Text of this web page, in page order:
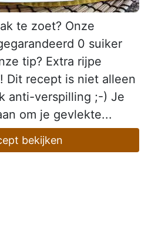
te zoet? Onze
0 suiker
tip? Extra rijpe
Dit recept is niet alleen
anti-verspilling ;-) Je
om je gevlekte...
bekijken